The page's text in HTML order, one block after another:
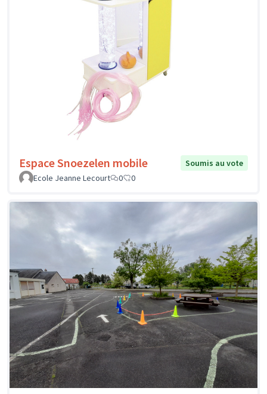
Espace Snoezelen mobile
Soumis au vote
Ecole Jeanne Lecourt
0 0